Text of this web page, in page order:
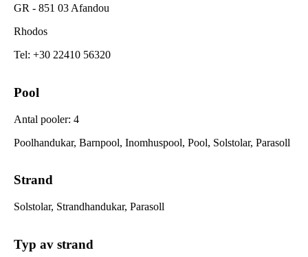
GR - 851 03 Afandou
Rhodos
Tel: +30 22410 56320
Pool
Antal pooler: 4
Poolhandukar, Barnpool, Inomhuspool, Pool, Solstolar, Parasoll
Strand
Solstolar, Strandhandukar, Parasoll
Typ av strand